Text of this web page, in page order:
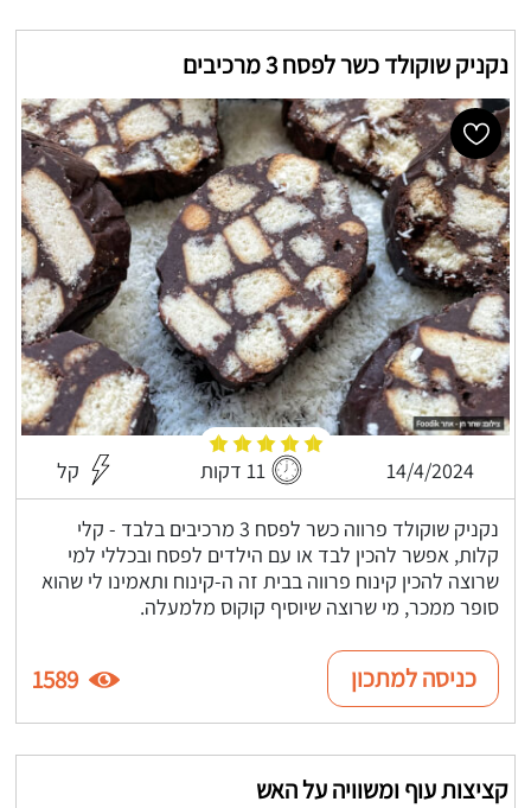
נקניק שוקולד כשר לפסח 3 מרכיבים
14/4/2024 11 דקות קל
נקניק שוקולד פרווה כשר לפסח 3 מרכיבים בלבד - קלי
קלות, אפשר להכין לבד או עם הילדים לפסח ובכללי למי
שרוצה להכין קינוח פרווה בבית זה ה-קינוח ותאמינו לי שהוא
סופר ממכר, מי שרוצה שיוסיף קוקוס מלמעלה.
כניסה למתכון 1589
קציצות עוף ומשוויה על האש